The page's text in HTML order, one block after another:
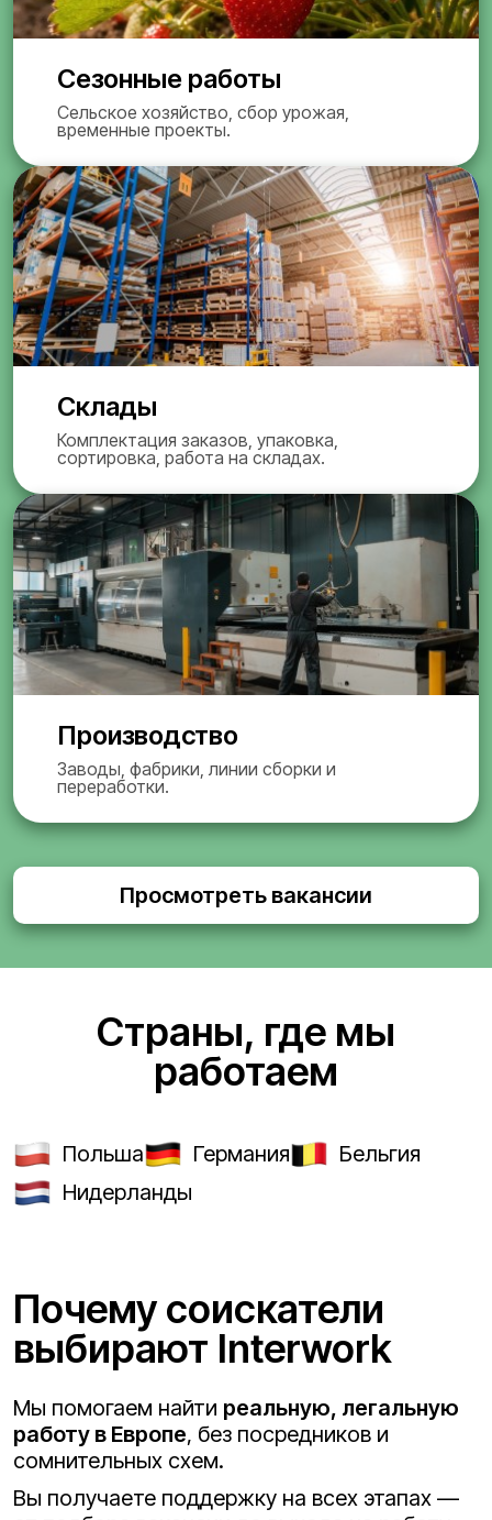
Сезонные работы
Сельское хозяйство, сбор урожая,
временные проекты.
Склады
Комплектация заказов, упаковка,
сортировка, работа на складах.
Производство
Заводы, фабрики, линии сборки и
переработки.
Просмотреть вакансии
Страны, где мы
работаем
Польша Германия
Бельгия
Нидерланды
Почему соискатели
выбирают Interwork
Мы помогаем найти реальную, легальную
работу в Европе, без посредников и
сомнительных схем.
Вы получаете поддержку на всех этапах —